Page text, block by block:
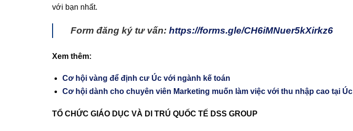
với bạn nhất.
Form đăng ký tư vấn: https://forms.gle/CH6iMNuer5kXirkz6
Xem thêm:
Cơ hội vàng để định cư Úc với ngành kế toán
Cơ hội dành cho chuyên viên Marketing muốn làm việc với thu nhập cao tại Úc
TỔ CHỨC GIÁO DỤC VÀ DI TRÚ QUỐC TẾ DSS GROUP